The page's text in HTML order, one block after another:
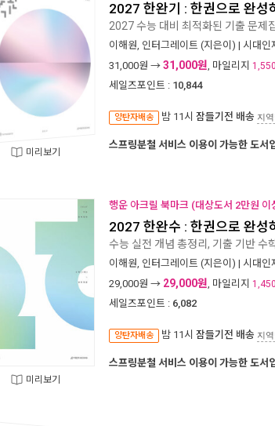
미리보기
2027 한완기 : 한권으로 완성
2027 수능 대비 최적화된 기출 문제
이해원, 인터그레이트 (지은이) | 시대인
31,000원 → 31,000원, 마일리지 1,550
세일즈포인트 : 10,844
양탄자배송 밤 11시 잠들기전 배송 지
스프링분철 서비스 이용이 가능한 도서
미리보기
행운 아크릴 북마크 (대상도서 2만원 이
2027 한완수 : 한권으로 완
수능 실전 개념 총정리, 기출 기반 수
이해원, 인터그레이트 (지은이) | 시대인
29,000원 → 29,000원, 마일리지 1,450
세일즈포인트 : 6,082
양탄자배송 밤 11시 잠들기전 배송 지
스프링분철 서비스 이용이 가능한 도서